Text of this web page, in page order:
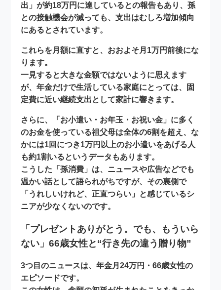
出」が約18万円 に達しているとの報告もあり、孫
との接触機会が減っても、支出はむしろ増加傾向
にあるとされています。
これらを月額に直すと、おおよそ月1万円前後にな
ります。
一見すると大きな金額ではないように思えます
が、年金だけで生活している家庭にとっては、
固
定費に近い継続支出として家計に響きます。
さらに、「お小遣い・お年玉・お祝い金」に多く
のお金を使っている祖父母は全体の6割を超え、な
かには1回につき1万円以上のお小遣いをあげる人
も約1割いるというデータもあります。
こうした「孫消費」は、ニュースや広告などでも
温かい話として語られがちですが、その裏側で
「うれしいけれど、正直つらい」 と感じているシ
ニアが少なくないのです。
「プレゼントありがとう。でも、もういら
ない」66歳女性と“行き先の違う贈り物”
3つ目のニュースは、年金月24万円・66歳女性の
エピソードです。